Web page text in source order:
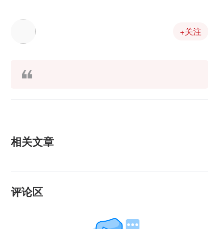
+关注
相关文章
评论区